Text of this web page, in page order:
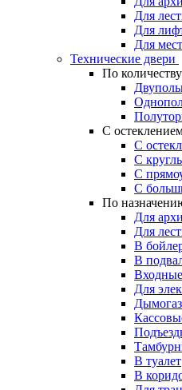
Для
Для
Для
Технические двери
По
С
С
С
С
С
По
Для
Для
В
В
Для
В туалет
В